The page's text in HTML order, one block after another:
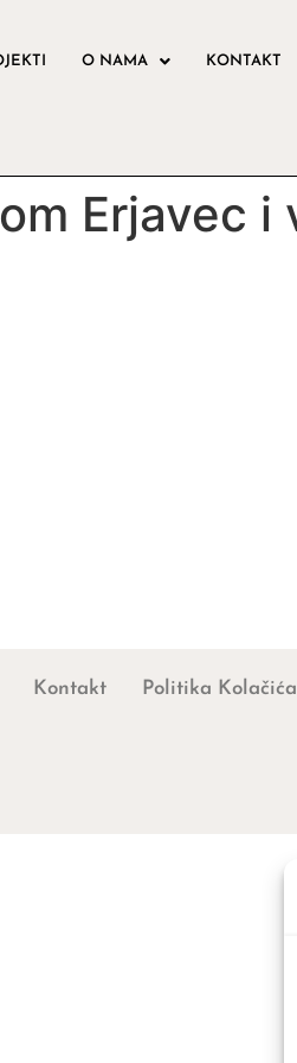
O NAMA KONTAKT
Erjavec
Kontakt Politika